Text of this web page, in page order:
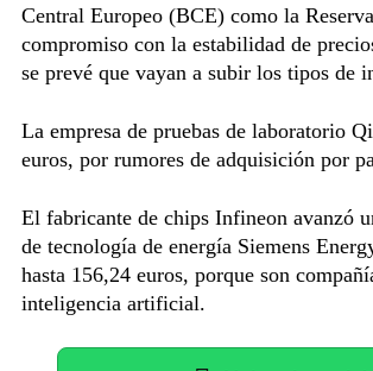
Central Europeo (BCE) como la
compromiso con la estabilidad de
se prevé que vayan a subir los tipos de
La empresa de pruebas de laboratorio
euros, por rumores de adquisición por
El fabricante de chips Infineon avanzó
de tecnología de energía Siemens
hasta 156,24 euros, porque son
inteligencia artificial.